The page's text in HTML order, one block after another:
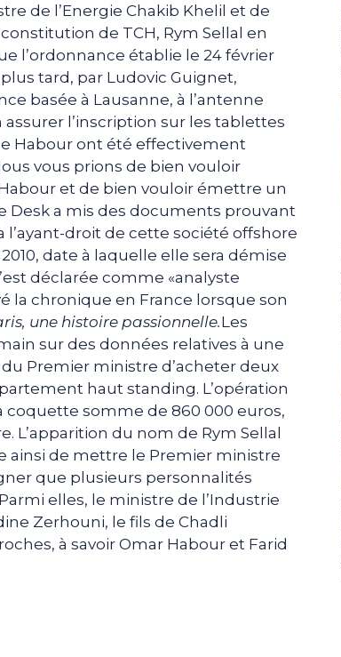
de l’Energie Chakib Khelil et de
de TCH, Rym Sellal en
l’ordonnance établie le 24 février
tard, par Ludovic Guignet,
basée à Lausanne, à l’antenne
l’inscription sur les tablettes
Habour ont été effectivement
vous prions de bien vouloir
et de bien vouloir émettre un
Desk a mis des documents prouvant
l’ayant-droit de cette société offshore
date à laquelle elle sera démise
déclarée comme «analyste
la chronique en France lorsque son
une histoire passionnelle.Les
sur des données relatives à une
Premier ministre d’acheter deux
haut standing. L’opération
coquette somme de 860 000 euros,
L’apparition du nom de Rym Sellal
ainsi de mettre le Premier ministre
que plusieurs personnalités
elles, le ministre de l’Industrie
Zerhouni, le fils de Chadli
à savoir Omar Habour et Farid